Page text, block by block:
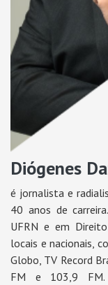
Diógenes
é jornalista e
40 anos de
UFRN e em
locais e nacionais,
Globo, TV Record
FM e 103,9 FM.